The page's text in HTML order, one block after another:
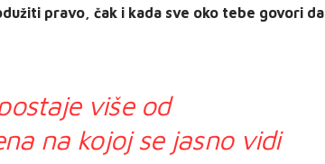
pravo, čak i kada sve oko tebe govori da
više od
na kojoj se jasno vidi